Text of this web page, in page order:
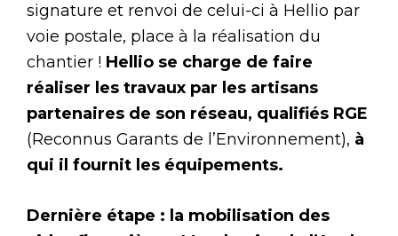
signature et renvoi de celui-ci à Hellio par
voie postale, place à la réalisation du
chantier ! Hellio se charge de faire
réaliser les travaux par les artisans
partenaires de son réseau, qualifiés RGE
(Reconnus Garants de l’Environnement), à
qui il fournit les équipements.
Dernière étape : la mobilisation des